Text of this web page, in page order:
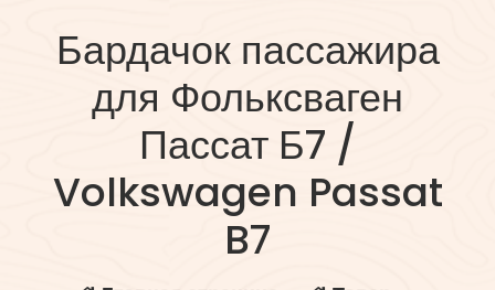
Бардачок пассажира
для Фольксваген
Пассат Б7 /
Volkswagen Passat
B7